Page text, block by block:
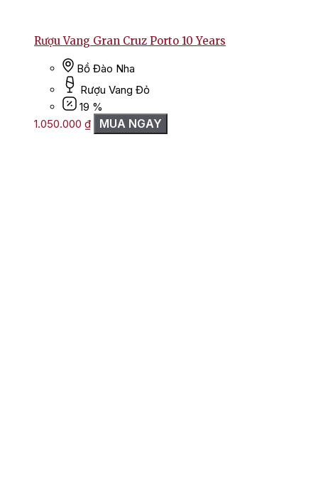
Rượu Vang Gran Cruz Porto 10 Years
Bồ Đào Nha
Rượu Vang Đỏ
19 %
1.050.000 ₫ MUA NGAY